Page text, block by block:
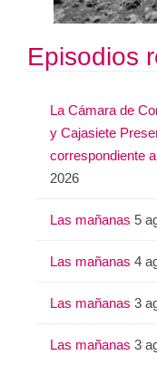
Episodios
La Cámara de
y Cajasiete
correspondiente
2026
Las mañanas 5
Las mañanas 4
Las mañanas 3
Las mañanas 3